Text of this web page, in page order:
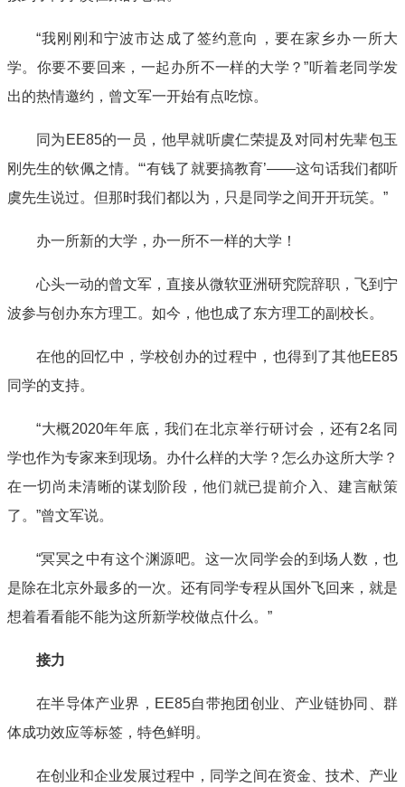
“我刚刚和宁波市达成了签约意向，要在家乡办一所大
学。你要不要回来，一起办所不一样的大学？”听着老同学发
出的热情邀约，曾文军一开始有点吃惊。
同为EE85的一员，他早就听虞仁荣提及对同村先辈包玉
刚先生的钦佩之情。“‘有钱了就要搞教育’——这句话我们都听
虞先生说过。但那时我们都以为，只是同学之间开开玩笑。”
办一所新的大学，办一所不一样的大学！
心头一动的曾文军，直接从微软亚洲研究院辞职，飞到宁
波参与创办东方理工。如今，他也成了东方理工的副校长。
在他的回忆中，学校创办的过程中，也得到了其他EE85
同学的支持。
“大概2020年年底，我们在北京举行研讨会，还有2名同
学也作为专家来到现场。办什么样的大学？怎么办这所大学？
在一切尚未清晰的谋划阶段，他们就已提前介入、建言献策
了。”曾文军说。
“冥冥之中有这个渊源吧。这一次同学会的到场人数，也
是除在北京外最多的一次。还有同学专程从国外飞回来，就是
想着看看能不能为这所新学校做点什么。”
接力
在半导体产业界，EE85自带抱团创业、产业链协同、群
体成功效应等标签，特色鲜明。
在创业和企业发展过程中，同学之间在资金、技术、产业